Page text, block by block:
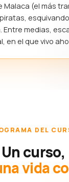
Malaca (el más
medias,
en el que vivo
DEL
Un curso,
vida